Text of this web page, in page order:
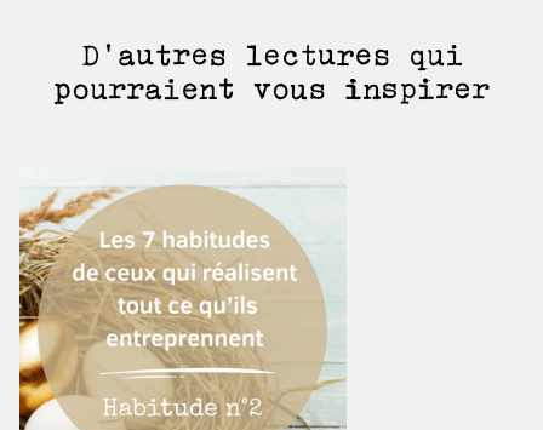
D’autres lectures qui
pourraient vous inspirer